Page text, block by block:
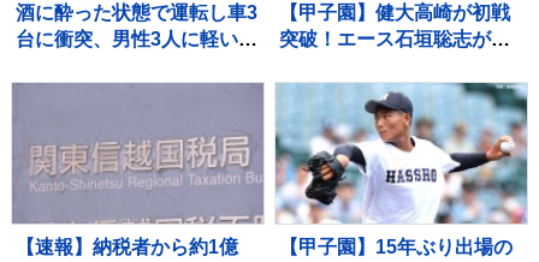
酒に酔った状態で運転し車3
台に衝突、男性3人に軽いけ
道
【甲子園】健大高崎が初戦
突破！エース石垣聡志が八
投 打線は13安打の7得点
の猛攻で快勝
【速報】納税者から約1億
【甲子園】15年ぶり出場の